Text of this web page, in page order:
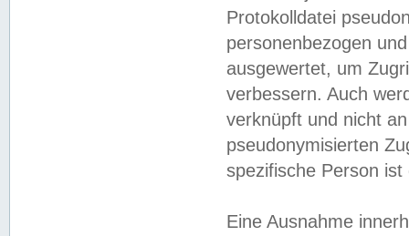
Protokolldatei
personenbezogen
ausgewertet, um
verbessern. Auch
verknüpft und nicht
pseudonymisierten
spezifische Person
Eine Ausnahme